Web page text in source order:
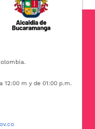
12:00 m y de 01:00 p.m.